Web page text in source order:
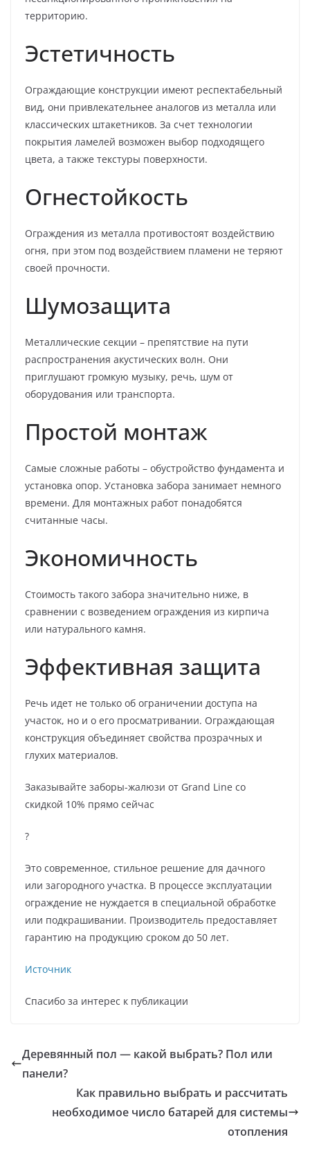
территорию.
Эстетичность
Ограждающие конструкции имеют респектабельный
вид, они привлекательнее аналогов из металла или
классических штакетников. За счет технологии
покрытия ламелей возможен выбор подходящего
цвета, а также текстуры поверхности.
Огнестойкость
Ограждения из металла противостоят воздействию
огня, при этом под воздействием пламени не теряют
своей прочности.
Шумозащита
Металлические секции – препятствие на пути
распространения акустических волн. Они
приглушают громкую музыку, речь, шум от
оборудования или транспорта.
Простой монтаж
Самые сложные работы – обустройство фундамента и
установка опор. Установка забора занимает немного
времени. Для монтажных работ понадобятся
считанные часы.
Экономичность
Стоимость такого забора значительно ниже, в
сравнении с возведением ограждения из кирпича
или натурального камня.
Эффективная защита
Речь идет не только об ограничении доступа на
участок, но и о его просматривании. Ограждающая
конструкция объединяет свойства прозрачных и
глухих материалов.
Заказывайте заборы-жалюзи от Grand Line со
скидкой 10% прямо сейчас
?
Это современное, стильное решение для дачного
или загородного участка. В процессе эксплуатации
ограждение не нуждается в специальной обработке
или подкрашивании. Производитель предоставляет
гарантию на продукцию сроком до 50 лет.
Источник
Спасибо за интерес к публикации
Деревянный пол — какой выбрать? Пол или
панели?
Как правильно выбрать и рассчитать
необходимое число батарей для системы
отопления